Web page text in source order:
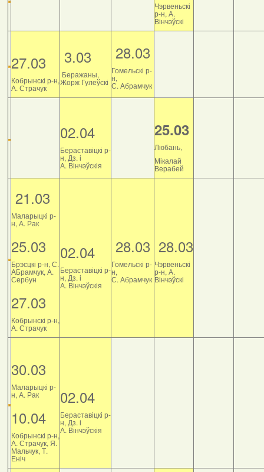
Чэрвеньскі
р-н, А.
Вінчэўскі
27.03
Кобрынскі р-н,
А. Страчук
3.03
Беражаны,
Жорж Гулеўскі
28.03
Гомельскі р-
н,
С. Абрамчук
02.04
Бераставіцкі р-
н, Дз. і
А. Вінчэўскія
25.03
Любань,
Мікалай
Верабей
21.03
Маларыцкі р-
н, А. Рак
25.03
Брэсцкі р-н, С.
АБрамчук, А.
Сербун
27.03
Кобрынскі р-н,
А. Страчук
02.04
Бераставіцкі р-
н, Дз. і
А. Вінчэўскія
28.03
Гомельскі р-
н,
С. Абрамчук
28.03
Чэрвеньскі
р-н, А.
Вінчэўскі
30.03
Маларыцкі р-
н, А. Рак
10.04
Кобрынскі р-н,
А. Страчук, Я.
Мальчук, Т.
Еніч
02.04
Бераставіцкі р-
н, Дз. і
А. Вінчэўскія